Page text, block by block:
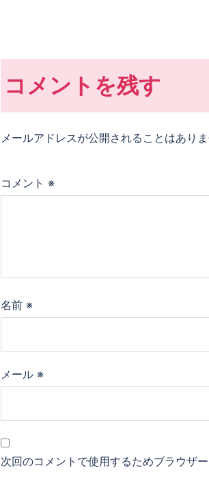
コメントを残す
メールアドレスが公開されることはありま
コメント ※
名前 ※
メール ※
次回のコメントで使用するためブラウザ